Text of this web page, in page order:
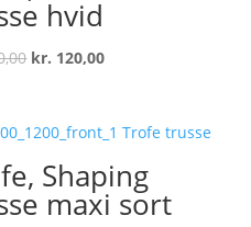
hvid
Original
kr. 150,00.
kr. 120,00Current
kr. 120,00.
Shaping
maxi sort